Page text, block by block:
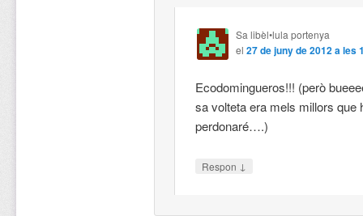
Sa libèl•lula portenya
el 27 de juny de 2012 a les
Ecodomingueros!!! (però
sa volteta era mels millors que
perdonaré….)
Respon ↓